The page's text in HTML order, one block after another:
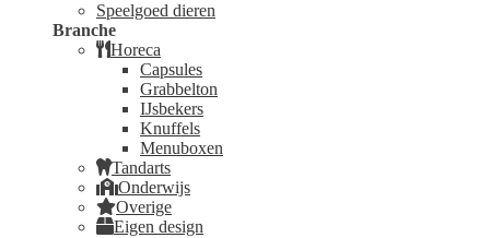
Speelgoed dieren
Branche
Horeca
Capsules
Grabbelton
IJsbekers
Knuffels
Menuboxen
Tandarts
Onderwijs
Overige
Eigen design